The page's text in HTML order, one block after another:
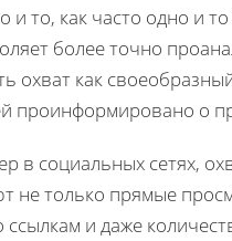
и то, как часто одно и
более точно
охват как
проинформировано о
в социальных сетях,
не только прямые
и даже